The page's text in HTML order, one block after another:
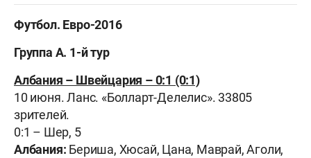
Футбол. Евро-2016
Группа А. 1-й тур
Албания – Швейцария – 0:1 (0:1)
10 июня. Ланс. «Болларт-Делелис». 33805
зрителей.
0:1 – Шер, 5
Албания: Бериша, Хюсай, Цана, Маврай, Аголи,